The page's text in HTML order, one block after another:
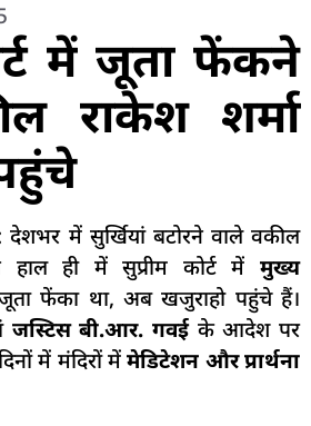
में जूता फेंकने
राकेश शर्मा
देशभर में सुर्खियां बटोरने वाले वकील
हाल ही में सुप्रीम कोर्ट मेंमुख्य
फेंका था, अब खजुराहो पहुंचे हैं।
जस्टिस बी.आर. गवईके आदेश पर
में मंदिरों मेंमेडिटेशन और प्रार्थना